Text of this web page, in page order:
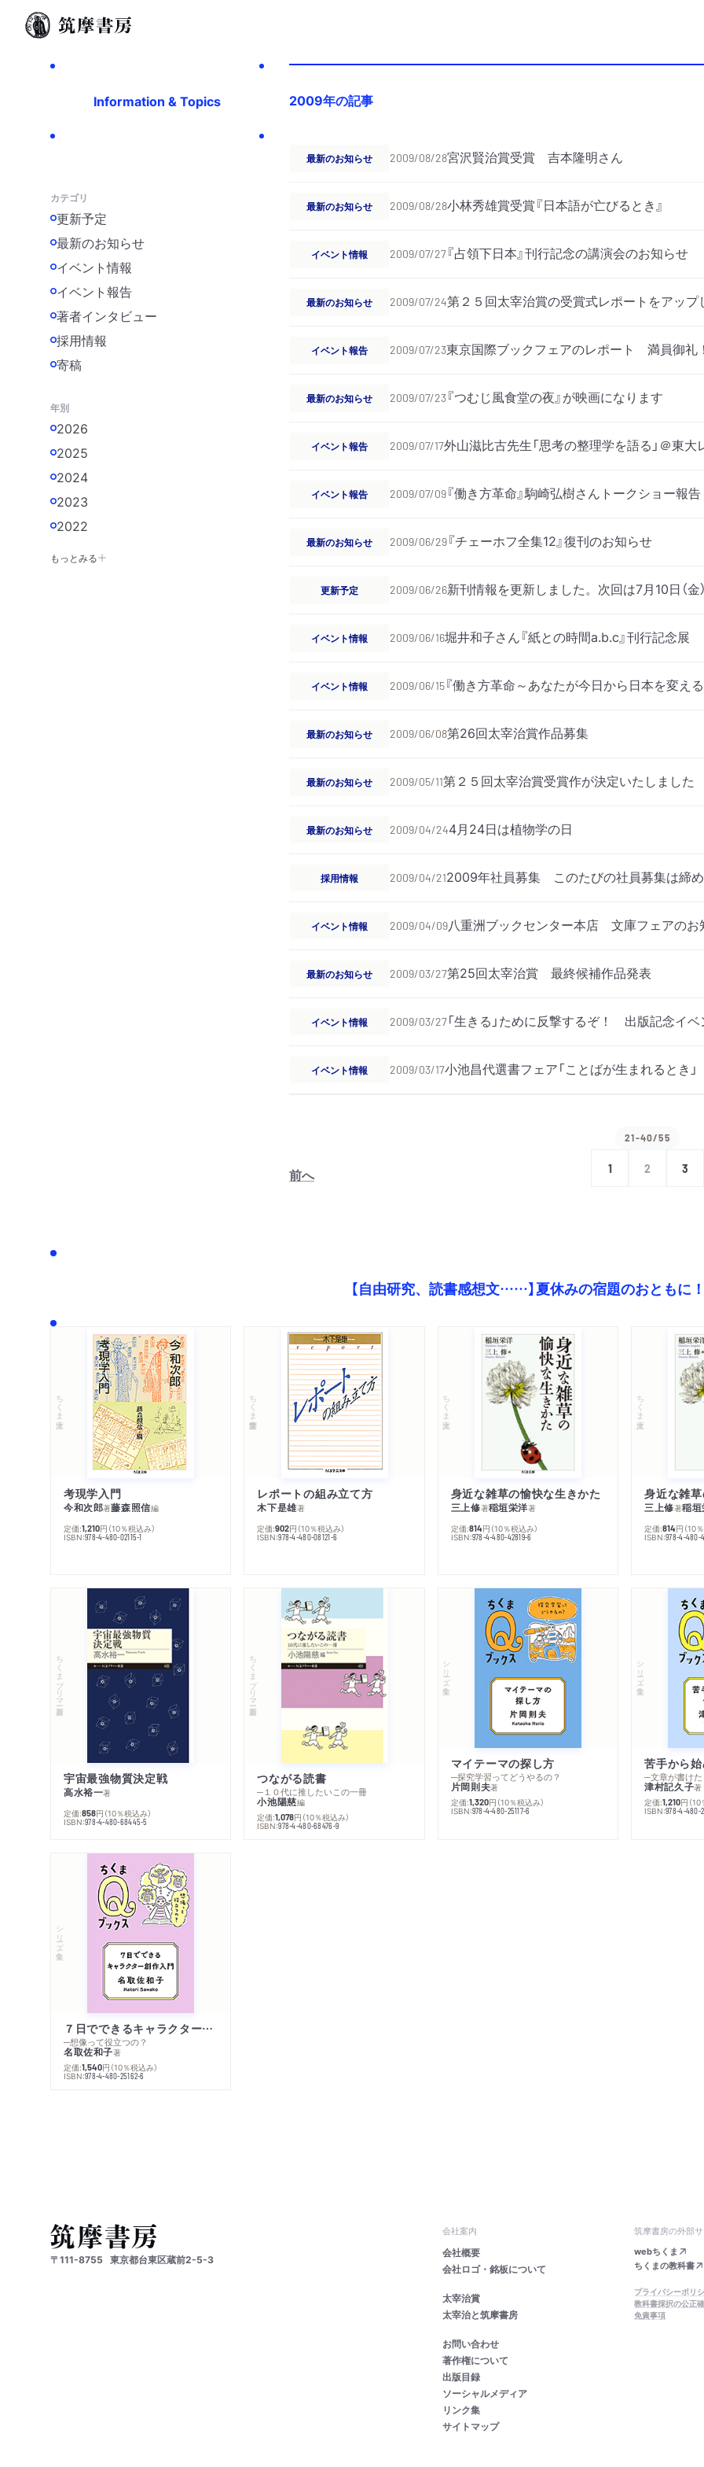
Information & Topics
カテゴリ
更新予定
最新のお知らせ
イベント情報
イベント報告
著者インタビュー
採用情報
寄稿
年別
2026
2025
2024
2023
2022
もっとみる
2009年の記事
最新のお知らせ 2009/08/28宮沢賢治賞受賞 吉本隆明さん
最新のお知らせ 2009/08/28小林秀雄賞受賞『日本語が亡びるとき』
イベント情報 2009/07/27『占領下日本』刊行記念の講演会のお知らせ
最新のお知らせ 2009/07/24第２５回太宰治賞の受賞式レポートをアップ
イベント報告 2009/07/23東京国際ブックフェアのレポート 満員御礼
最新のお知らせ 2009/07/23『つむじ風食堂の夜』が映画になります
イベント報告 2009/07/17外山滋比古先生「思考の整理学を語る」＠東大
イベント報告 2009/07/09『働き方革命』駒崎弘樹さんトークショー報告
最新のお知らせ 2009/06/29『チェーホフ全集12』復刊のお知らせ
更新予定 2009/06/26新刊情報を更新しました。次回は7月10日（金
イベント情報 2009/06/16堀井和子さん『紙との時間a.b.c』刊行記念展
イベント情報 2009/06/15『働き方革命～あなたが今日から日本を変え
最新のお知らせ 2009/06/08第26回太宰治賞作品募集
最新のお知らせ 2009/05/11第２５回太宰治賞受賞作が決定いたしました
最新のお知らせ 2009/04/244月24日は植物学の日
採用情報 2009/04/212009年社員募集 このたびの社員募集は締
イベント情報 2009/04/09八重洲ブックセンター本店 文庫フェアのお
最新のお知らせ 2009/03/27第25回太宰治賞 最終候補作品発表
イベント情報 2009/03/27「生きる」ために反撃するぞ！ 出版記念イ
イベント情報 2009/03/17小池昌代選書フェア「ことばが生まれるとき」
前へ
21-40/55
1 2 3
【自由研究、読書感想文……】夏休みの宿題のおともに
ちくま文庫
考現学入門
今和次郎著藤森照信編
定価:1,210円 （10％税込み）
ISBN:978-4-480-02115-1
ちくま学芸文庫
レポートの組み立て方
木下是雄著
定価:902円 （10％税込み）
ISBN:978-4-480-08121-6
ちくま文庫
身近な雑草の愉快な生きかた
三上修著稲垣栄洋著
定価:814円 （10％税込み）
ISBN:978-4-480-42819-6
ちくま文庫
身近な雑
三上修著稲
定価:814円 （10
ISBN:978-4-480-
ちくまプリマー新書
宇宙最強物質決定戦
高水裕一著
定価:858円 （10％税込み）
ISBN:978-4-480-68445-5
ちくまプリマー新書
つながる読書
─１０代に推したいこの一冊
小池陽慈編
定価:1,078円 （10％税込み）
ISBN:978-4-480-68476-9
シリーズ・全集
マイテーマの探し方
─探究学習ってどうやるの？
片岡則夫著
定価:1,320円 （10％税込み）
ISBN:978-4-480-25117-6
シリーズ・全集
苦手から
─文章が書け
津村記久子著
定価:1,210円 （
ISBN:978-4-480-
シリーズ・全集
７日でできるキャラクター創作入門
─想像って役立つの？
名取佐和子著
定価:1,540円 （10％税込み）
ISBN:978-4-480-25162-6
〒111-8755 東京都台東区蔵前2-5-3
会社案内
会社概要
会社ロゴ・銘板について
太宰治賞
太宰治と筑摩書房
お問い合わせ
著作権について
出版目録
ソーシャルメディア
リンク集
サイトマップ
筑摩書房の外部
webちくま
ちくまの教科書
プライバシーポリ
教科書採択の公正
免責事項